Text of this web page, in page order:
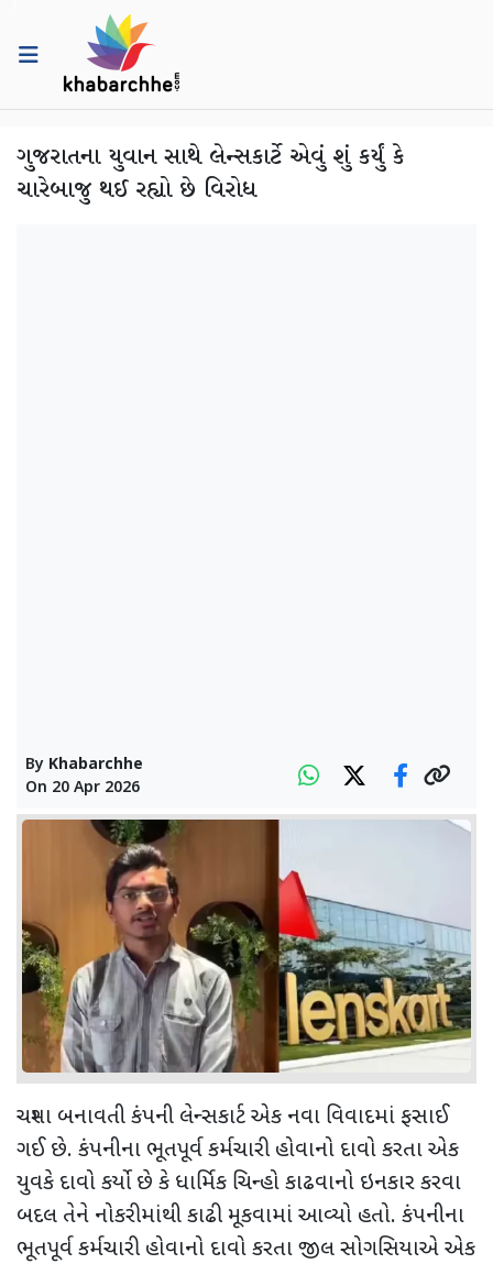
ગુજરાતના યુવાન સાથે લેન્સકાર્ટે એવું શું કર્યું કે
ચારેબાજુ થઈ રહ્યો છે વિરોધ
By Khabarchhe
On 20 Apr 2026
ચશ્મા બનાવતી કંપની લેન્સકાર્ટ એક નવા વિવાદમાં ફસાઈ
ગઈ છે. કંપનીના ભૂતપૂર્વ કર્મચારી હોવાનો દાવો કરતા એક
યુવકે દાવો કર્યો છે કે ધાર્મિક ચિન્હો કાઢવાનો ઇનકાર કરવા
બદલ તેને નોકરીમાંથી કાઢી મૂકવામાં આવ્યો હતો. કંપનીના
ભૂતપૂર્વ કર્મચારી હોવાનો દાવો કરતા જીલ સોગસિયાએ એક